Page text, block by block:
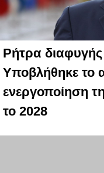
Ρήτρα διαφυγής
Υποβλήθηκε το
ενεργοποίηση
το 2028